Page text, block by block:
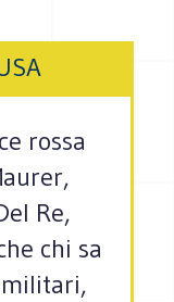
rossa
Re,
chi sa